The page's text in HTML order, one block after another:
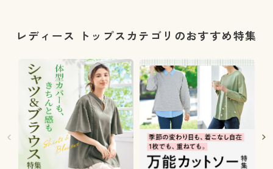
レディース トップスカテゴリのおすすめ特集